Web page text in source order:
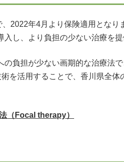
2022年4月より保険適用とな
し、より負担の少ない治療を提
負担が少ない画期的な治療法
を活用することで、香川県全
（Focal therapy）